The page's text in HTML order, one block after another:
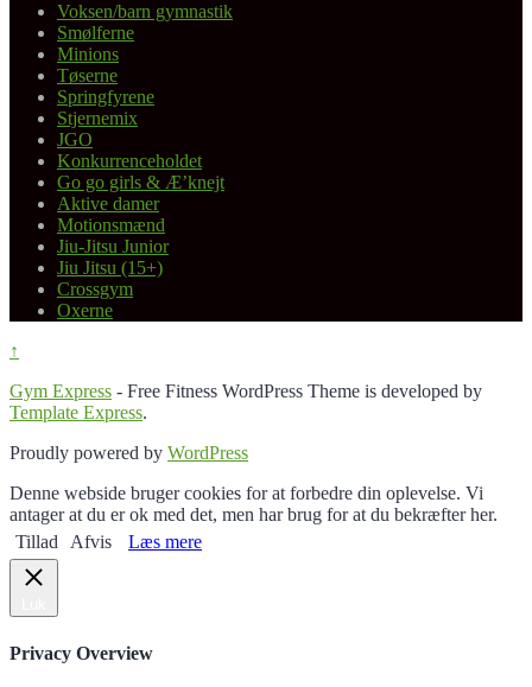
Voksen/barn gymnastik
Smølferne
Minions
Tøserne
Springfyrene
Stjernemix
JGO
Konkurrenceholdet
Go go girls & Æ’knejt
Aktive damer
Motionsmænd
Jiu-Jitsu Junior
Jiu Jitsu (15+)
Crossgym
Oxerne
↑
Gym Express - Free Fitness WordPress Theme is developed by
Template Express.
Proudly powered by WordPress
Denne webside bruger cookies for at forbedre din oplevelse. Vi
antager at du er ok med det, men har brug for at du bekræfter her.
Tillad
Afvis Læs mere
Privacy Overview